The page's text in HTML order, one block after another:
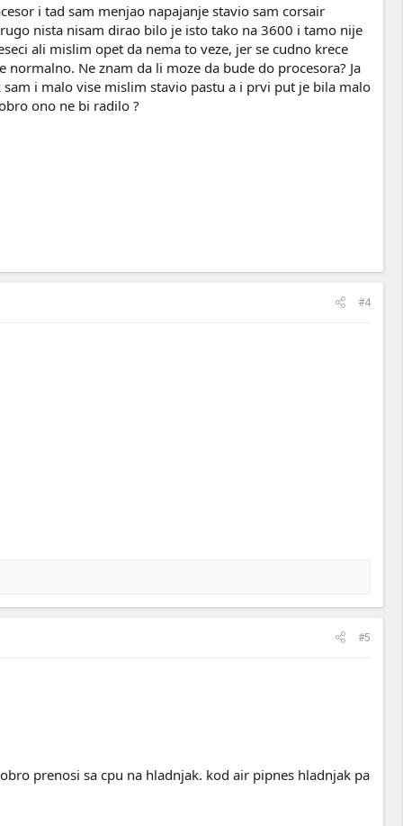
i tad sam menjao napajanje stavio sam corsair
nista nisam dirao bilo je isto tako na 3600 i tamo nije
ali mislim opet da nema to veze, jer se cudno krece
Ne znam da li moze da bude do procesora? Ja
i malo vise mislim stavio pastu a i prvi put je bila malo
ono ne bi radilo ?
#4
#5
prenosi sa cpu na hladnjak. kod air pipnes hladnjak pa